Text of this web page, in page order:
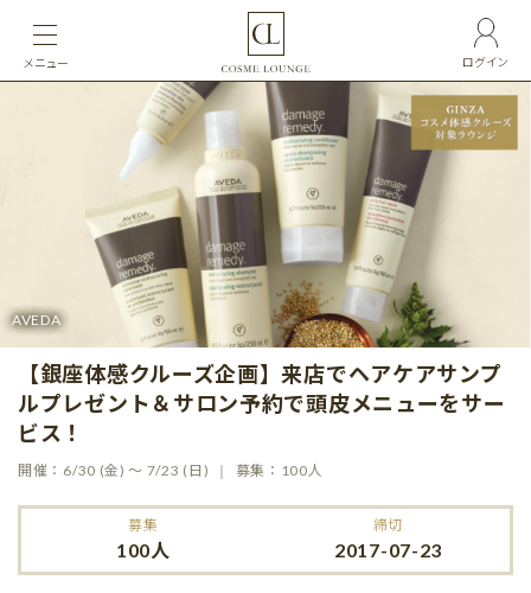
ログイン
メニュー
AVEDA
【銀座体感クルーズ企画】来店でヘアケアサンプ
ルプレゼント＆サロン予約で頭皮メニューをサー
ビス！
開催：6/30 (金) ～ 7/23 (日) 募集：100人
募集
100人
締切
2017-07-23